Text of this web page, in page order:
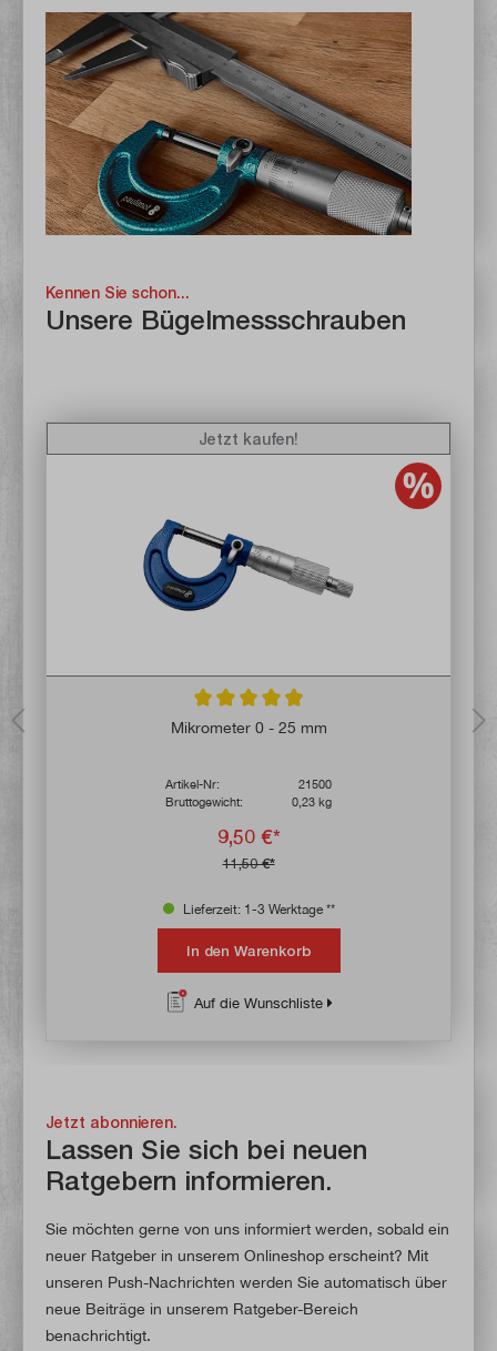
Kennen Sie schon...
Unsere Bügelmessschrauben
5 Sternen Durchschnittliche Bewertung von 4.9 von
Mikrometer 0 - 25 mm
Artikel-Nr:
21500
Bruttogewicht:
0,23 kg
9,50 €*
11,50 €*
Jetzt kaufen!
Lieferzeit: 1-3 Werktage **
In den Warenkorb
Auf die Wunschliste
Jetzt abonnieren.
Lassen Sie sich bei neuen
Ratgebern informieren.
Sie möchten gerne von uns informiert werden, sobald ein
neuer Ratgeber in unserem Onlineshop erscheint? Mit
unseren Push-Nachrichten werden Sie automatisch über
neue Beiträge in unserem Ratgeber-Bereich
benachrichtigt.